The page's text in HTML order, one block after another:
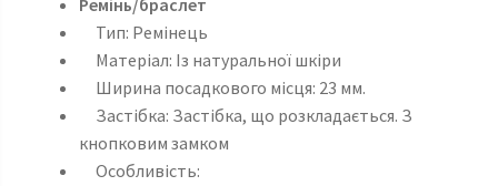
Ремінь/браслет
Тип: Ремінець
Матеріал: Із натуральної шкіри
Ширина посадкового місця: 23 мм.
Застібка: Застібка, що розкладається. З
кнопковим замком
Особливість: